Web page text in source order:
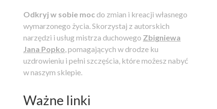
Odkryj w sobie moc do zmian i kreacji własnego
wymarzonego życia.Skorzystaj z autorskich
narzędzi i usług mistrza duchowego Zbigniewa
Jana Popko, pomagających w drodze ku
uzdrowieniu i pełni szczęścia, które możesz nabyć
w naszym sklepie.
Ważne linki